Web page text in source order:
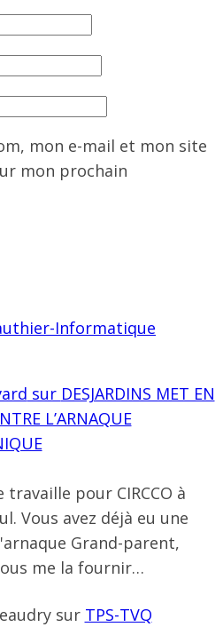
mon e-mail et mon site
mon prochain
sur DESJARDINS MET EN
L’ARNAQUE
travaille pour CIRCCO à
Vous avez déjà eu une
Grand-parent,
me la fournir…
sur TPS-TVQ